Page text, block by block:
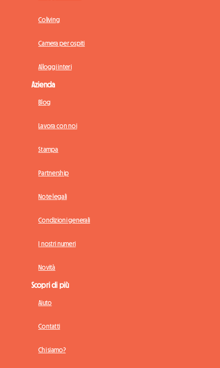
Coliving
Camera per ospiti
Alloggi interi
Azienda
Blog
Lavora con noi
Stampa
Partnership
Note legali
Condizioni generali
I nostri numeri
Novità
Scopri di più
Aiuto
Contatti
Chi siamo?